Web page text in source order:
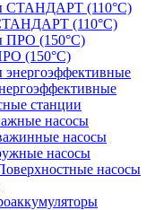
(110°C)
(150°C)
станции
насосы
насосы
насосы
насосы